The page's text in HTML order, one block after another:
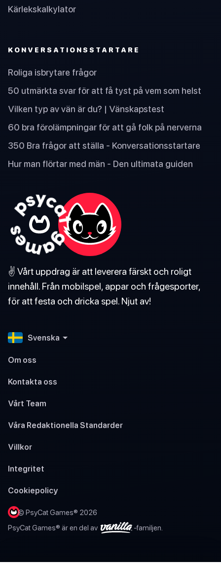
Kärlekskalkylator
KONVERSATIONSSTARTARE
Roliga isbrytare frågor
50 utmärkta svar för att få tyst på vem som helst
Vilken typ av vän är du? | Vänskapstest
60 bra förolämpningar för att gå folk på nerverna
350 Bra frågor att ställa - Konversationsstartare
Hur man flörtar med män - Den ultimata guiden
✌️ Vårt uppdrag är att leverera färskt och roligt
innehåll. Från mobilspel, appar och frågesporter,
för att festa och dricka spel. Njut av!
Svenska
Om oss
Kontakta oss
Vårt Team
Våra Redaktionella Standarder
Villkor
Integritet
Cookiepolicy
© PsyCat Games® 2026
PsyCat Games® är en del av
-familjen.